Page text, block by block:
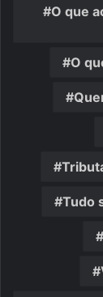
O que
O
Tudo